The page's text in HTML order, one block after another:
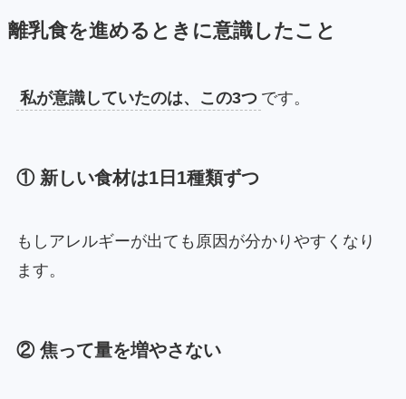
離乳食を進めるときに意識したこと
私が意識していたのは、この3つ です。
① 新しい食材は1日1種類ずつ
もしアレルギーが出ても原因が分かりやすくなり
ます。
② 焦って量を増やさない